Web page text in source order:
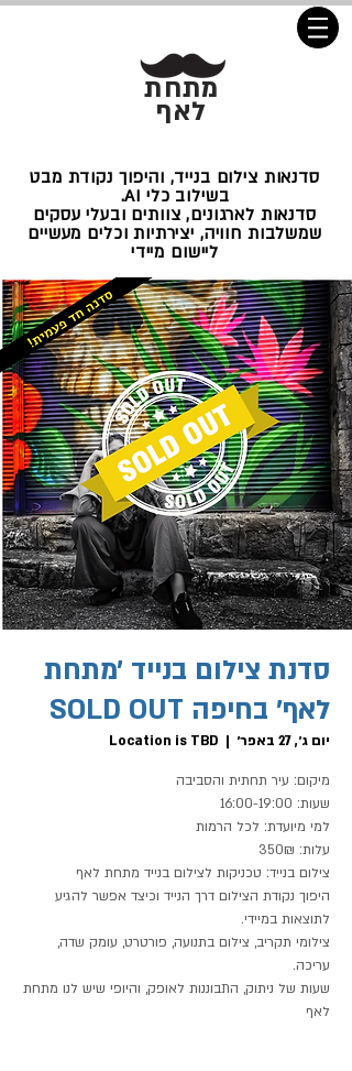
מתחת
לאף
סדנאות צילום בנייד, והיפוך נקודת מבט
בשילוב כלי AI.
סדנאות לארגונים, צוותים ובעלי עסקים
שמשלבות חוויה, יצירתיות וכלים מעשיים
ליישום מיידי
סדנת צילום בנייד ׳מתחת
לאף׳ בחיפה SOLD OUT
יום ג׳, 27 באפר׳
  |
Location is TBD
היפוך נקודת הצילום דרך הנייד וכיצד אפשר להגיע
צילומי תקריב , צילום בתנועה , פורטרט, עומק שדה,
שעות של ניתוק, התבוננות לאופק, והיופי שיש לנו מתחת